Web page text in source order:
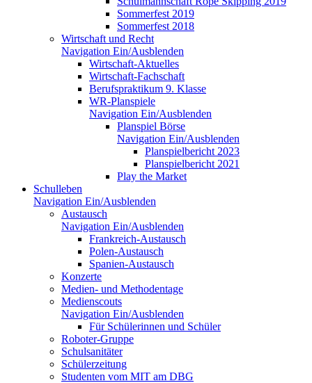
Sommerfest 2019
Sommerfest 2018
Wirtschaft und Recht
Navigation Ein/Ausblenden
Wirtschaft-Aktuelles
Wirtschaft-Fachschaft
Berufspraktikum 9. Klasse
WR-Planspiele
Navigation Ein/Ausblenden
Planspiel Börse
Navigation Ein/Ausblenden
Planspielbericht 2023
Planspielbericht 2021
Play the Market
Schulleben
Navigation Ein/Ausblenden
Austausch
Navigation Ein/Ausblenden
Frankreich-Austausch
Polen-Austausch
Spanien-Austausch
Konzerte
Medien- und Methodentage
Medienscouts
Navigation Ein/Ausblenden
Für Schülerinnen und Schüler
Roboter-Gruppe
Schulsanitäter
Schülerzeitung
Studenten vom MIT am DBG